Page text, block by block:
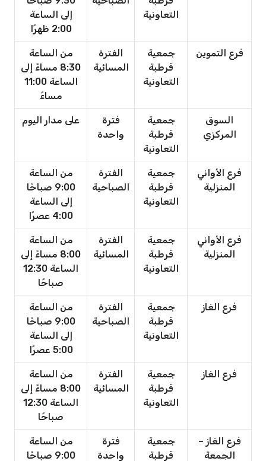
التعاونية
إلى الساعة
2:00 ظهرًا
فرع التموين
جمعية
قرطبة
التعاونية
الفترة
المسائية
من الساعة
8:30 مساءً إلى
الساعة 11:00
مساءً
السوق
المركزي
جمعية
قرطبة
التعاونية
فترة
واحدة
على مدار اليوم
فرع الأواني
المنزلية
جمعية
قرطبة
التعاونية
الفترة
الصباحية
من الساعة
9:00 صباحًا
إلى الساعة
4:00 عصرًا
فرع الأواني
المنزلية
جمعية
قرطبة
التعاونية
الفترة
المسائية
من الساعة
8:00 مساءً إلى
الساعة 12:30
صباحًا
فرع الغاز
جمعية
قرطبة
التعاونية
الفترة
الصباحية
من الساعة
9:00 صباحًا
إلى الساعة
5:00 عصرًا
فرع الغاز
جمعية
قرطبة
التعاونية
الفترة
المسائية
من الساعة
8:00 مساءً إلى
الساعة 12:30
صباحًا
فرع الغاز –
الجمعة
جمعية
قرطبة
فترة
واحدة
من الساعة
9:00 صباحًا